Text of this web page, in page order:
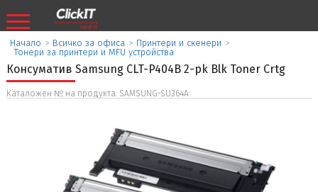
Начало > Всичко за офиса > Принтери и скенери >
Тонери за принтери и MFU устройства
Консуматив Samsung CLT-P404B 2-pk Blk Toner Crtg
Каталожен № на продукта: SAMSUNG-SU364A